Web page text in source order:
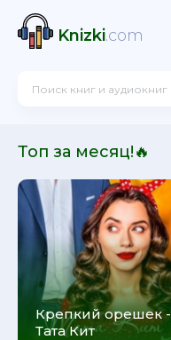
Knizki.com
Топ за месяц!🔥
Крепкий орешек -
Тата Кит